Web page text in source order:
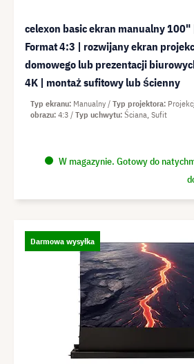
celexon basic ekran manualny 100"
Format 4:3 | rozwijany ekran
domowego lub prezentacji
4K | montaż sufitowy lub ścienny
W magazynie. Gotowy do
Typ ekranu Manualny Typ projektora
obrazu 4:3 Typ uchwytu Ściana, Sufit
Darmowa wysyłka